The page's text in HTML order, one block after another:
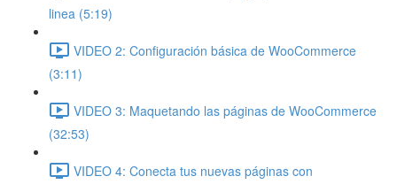
linea (5:19)
VIDEO 2: Configuración básica de WooCommerce
(3:11)
VIDEO 3: Maquetando las páginas de WooCommerce
(32:53)
VIDEO 4: Conecta tus nuevas páginas con